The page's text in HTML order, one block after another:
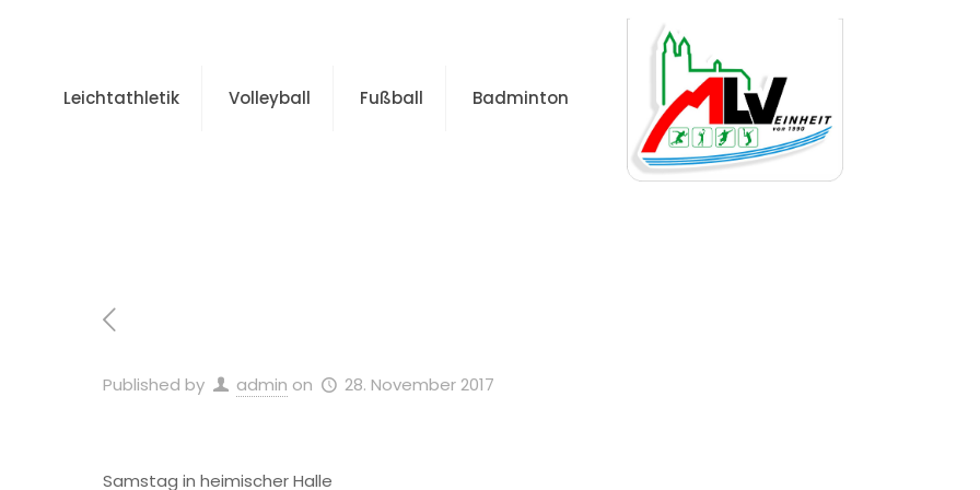
Leichtathletik Volleyball Fußball Badminton
Published by admin on 28. November 2017
Samstag in heimischer Halle